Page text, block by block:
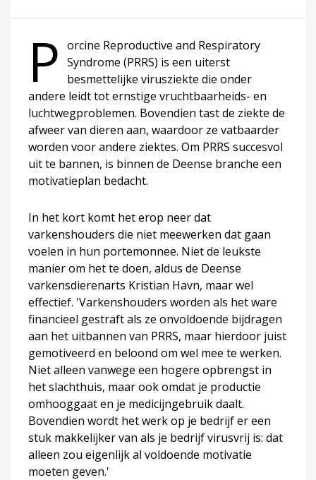
P orcine Reproductive and Respiratory
Syndrome (PRRS) is een uiterst
besmettelijke virusziekte die onder
andere leidt tot ernstige vruchtbaarheids- en
luchtwegproblemen. Bovendien tast de ziekte de
afweer van dieren aan, waardoor ze vatbaarder
worden voor andere ziektes. Om PRRS succesvol
uit te bannen, is binnen de Deense branche een
motivatieplan bedacht.
In het kort komt het erop neer dat
varkenshouders die niet meewerken dat gaan
voelen in hun portemonnee. Niet de leukste
manier om het te doen, aldus de Deense
varkensdierenarts Kristian Havn, maar wel
effectief. 'Varkenshouders worden als het ware
financieel gestraft als ze onvoldoende bijdragen
aan het uitbannen van PRRS, maar hierdoor juist
gemotiveerd en beloond om wel mee te werken.
Niet alleen vanwege een hogere opbrengst in
het slachthuis, maar ook omdat je productie
omhooggaat en je medicijngebruik daalt.
Bovendien wordt het werk op je bedrijf er een
stuk makkelijker van als je bedrijf virusvrij is: dat
alleen zou eigenlijk al voldoende motivatie
moeten geven.'